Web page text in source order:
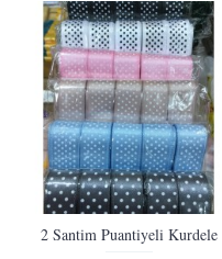
2 Santim Puantiyeli Kurdele